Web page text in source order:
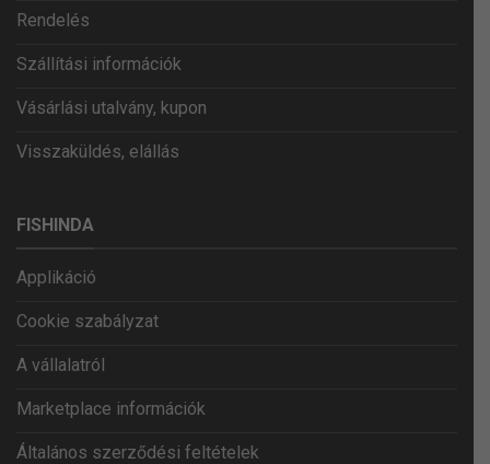
Rendelés
Szállítási információk
Vásárlási utalvány, kupon
Visszaküldés, elállás
FISHINDA
Applikáció
Cookie szabályzat
A vállalatról
Marketplace információk
Általános szerződési feltételek